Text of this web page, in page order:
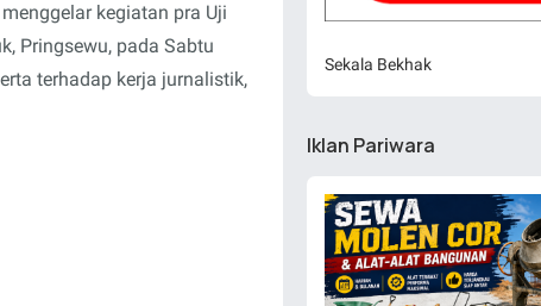
kegiatan pra Uji
Pringsewu, pada Sabtu
terhadap kerja jurnalistik,
Sekala Bekhak
Iklan Pariwara